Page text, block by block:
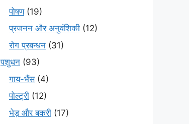
पोषण(19)
प्रजनन और अनुवंशिकी (12)
रोग प्रबन्धन (31)
पशुधन (93)
गाय-भैंस(4)
पोल्ट्री (12)
भेड़ और बकरी (17)